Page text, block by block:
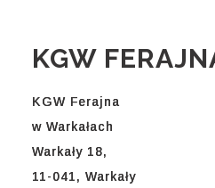
KGW
KGW Ferajna
w Warkałach
Warkały 18,
11-041, Warkały